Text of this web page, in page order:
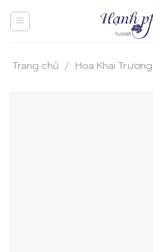
Trang chủ / Hoa Khai Trương